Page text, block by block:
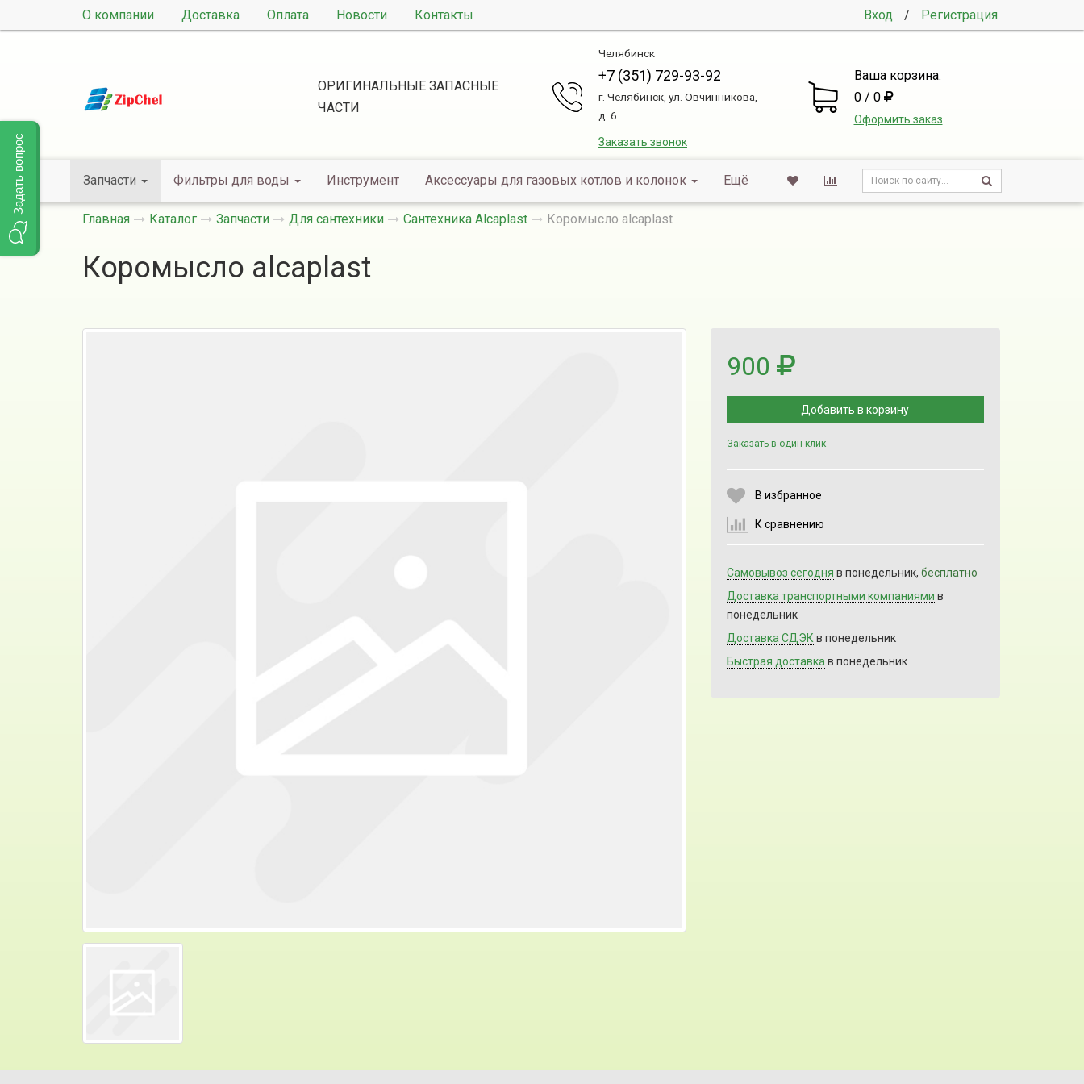
О компании Доставка Оплата Новости Контакты Вход / Регистрация
ОРИГИНАЛЬНЫЕ ЗАПАСНЫЕ
ЧАСТИ
Челябинск
+7 (351) 729-93-92
г. Челябинск, ул. Овчинникова,
д. 6
Заказать звонок
Ваша корзина:
0 / 0
Оформить заказ
Запчасти Фильтры для воды Инструмент Аксессуары для газовых котлов и колонок Ещё
Главная Каталог Запчасти Для сантехники Сантехника Alcaplast Коромысло alcaplast
Коромысло alcaplast
900
Выберите количество:
Продолжить Отмена
Добавить в корзину
Заказать в один клик
В избранное
К сравнению
Самовывоз сегодня в понедельник, бесплатно
Доставка транспортными компаниями в
понедельник
Доставка СДЭК в понедельник
Быстрая доставка в понедельник
Задать вопрос